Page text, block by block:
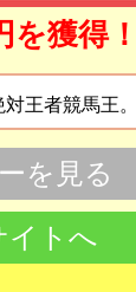
を獲得！
王者競馬王。
を見る
イトへ